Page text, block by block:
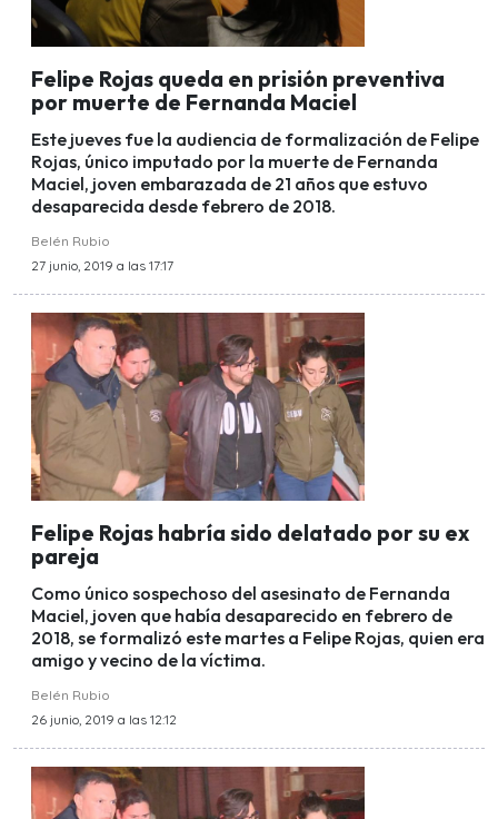
Felipe Rojas queda en prisión preventiva
por muerte de Fernanda Maciel
Este jueves fue la audiencia de formalización de Felipe
Rojas, único imputado por la muerte de Fernanda
Maciel, joven embarazada de 21 años que estuvo
desaparecida desde febrero de 2018.
Belén Rubio
27 junio, 2019 a las 17:17
Felipe Rojas habría sido delatado por su ex
pareja
Como único sospechoso del asesinato de Fernanda
Maciel, joven que había desaparecido en febrero de
2018, se formalizó este martes a Felipe Rojas, quien era
amigo y vecino de la víctima.
Belén Rubio
26 junio, 2019 a las 12:12